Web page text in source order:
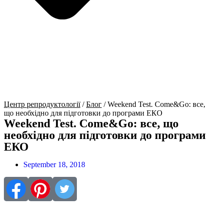
Центр репродуктології/Блог /Weekend Test. Come&Go: все,
що необхідно для підготовки до програми ЕКО
Weekend Test. Come&Go: все, що
необхідно для підготовки до програми
ЕКО
September 18, 2018